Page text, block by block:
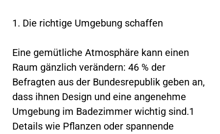
1. Die richtige Umgebung schaffen
Eine gemütliche Atmosphäre kann einen
Raum gänzlich verändern: 46 % der
Befragten aus der Bundesrepublik geben an,
dass ihnen Design und eine angenehme
Umgebung im Badezimmer wichtig sind.1
Details wie Pflanzen oder spannende